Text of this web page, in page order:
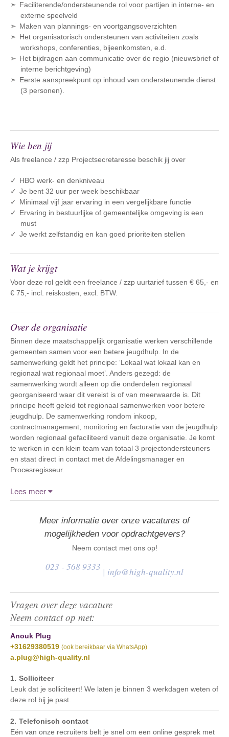
Vragen over deze vacature
Neem contact op met:
Anouk Plug
+31629380519 (ook bereikbaar via WhatsApp)
a.plug@high-quality.nl
Solliciteer
Leuk dat je solliciteert! We laten je binnen 3 werkdagen weten of
deze rol bij je past.
Telefonisch contact
Eén van onze recruiters belt je snel om een online gesprek met
Faciliterende/ondersteunende rol voor partijen in interne- en
externe speelveld
Maken van plannings- en voortgangsoverzichten
Het organisatorisch ondersteunen van activiteiten zoals
workshops, conferenties, bijeenkomsten, e.d.
Het bijdragen aan communicatie over de regio (nieuwsbrief of
interne berichtgeving)
Eerste aanspreekpunt op inhoud van ondersteunende dienst
(3 personen).
Wie ben jij
Als freelance / zzp Projectsecretaresse beschik jij over
HBO werk- en denkniveau
Je bent 32 uur per week beschikbaar
Minimaal vijf jaar ervaring in een vergelijkbare functie
Ervaring in bestuurlijke of gemeentelijke omgeving is een
must
Je werkt zelfstandig en kan goed prioriteiten stellen
Wat je krijgt
Voor deze rol geldt een freelance / zzp uurtarief tussen € 65,- en
€ 75,- incl. reiskosten, excl. BTW.
Over de organisatie
Binnen deze maatschappelijk organisatie werken verschillende
gemeenten samen voor een betere jeugdhulp. In de
samenwerking geldt het principe: ‘Lokaal wat lokaal kan en
regionaal wat regionaal moet’. Anders gezegd: de
samenwerking wordt alleen op die onderdelen regionaal
georganiseerd waar dit vereist is of van meerwaarde is. Dit
principe heeft geleid tot regionaal samenwerken voor betere
jeugdhulp. De samenwerking rondom inkoop,
contractmanagement, monitoring en facturatie van de jeugdhulp
worden regionaal gefaciliteerd vanuit deze organisatie. Je komt
te werken in een klein team van totaal 3 projectondersteuners
en staat direct in contact met de Afdelingsmanager en
Procesregisseur.
Lees meer
Meer informatie over onze vacatures of
mogelijkheden voor opdrachtgevers?
Neem contact met ons op!
023 - 568 9333 | info@high-quality.nl